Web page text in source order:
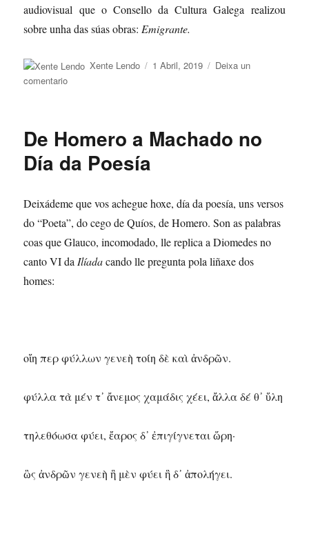
audiovisual que o Consello da Cultura Galega realizou
sobre unha das súas obras: Emigrante.
Autor
Xente Lendo
Publicado
1 Abril, 2019
Deixa un
comentarioen
das
Galegas
De Homero a Machado no
Día da Poesía
Deixádeme que vos achegue hoxe, día da poesía, uns versos
do “Poeta”, do cego de Quíos, de Homero. Son as palabras
coas que Glauco, incomodado, lle replica a Diomedes no
canto VI da Ilíadacando lle pregunta pola liñaxe dos
homes:
οἵη περ φύλλων γενεὴ τοίη δὲ καὶ ἀνδρῶν.
φύλλα τὰ μέν τ᾽ ἄνεμος χαμάδις χέει, ἄλλα δέ θ᾽ ὕλη
τηλεθόωσα φύει, ἔαρος δ᾽ ἐπιγίγνεται ὥρη·
ὣς ἀνδρῶν γενεὴ ἣ μὲν φύει ἣ δ᾽ ἀπολήγει.